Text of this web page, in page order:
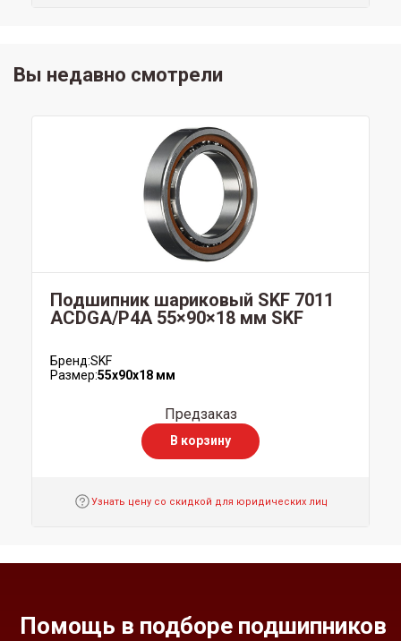
Вы недавно смотрели
Подшипник шариковый SKF 7011
ACDGA/P4A 55×90×18 мм SKF
Бренд:SKF
Размер:55x90x18 мм
Предзаказ
В корзину
Узнать цену со скидкой для юридических лиц
Помощь в подборе подшипников